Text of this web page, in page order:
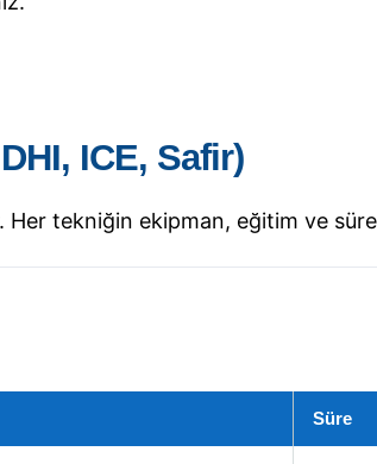
ICE, Safir)
Her tekniğin ekipman, eğitim ve süre
Süre